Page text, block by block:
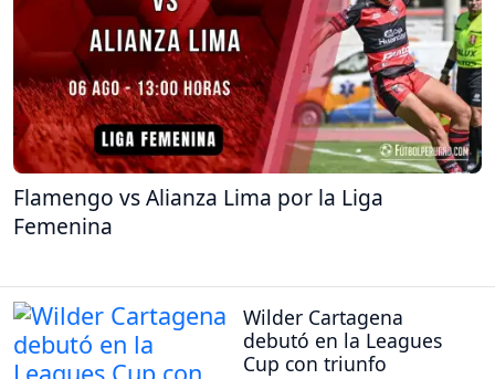
Flamengo vs Alianza Lima por la Liga
Femenina
Wilder Cartagena
debutó en la Leagues
Cup con triunfo